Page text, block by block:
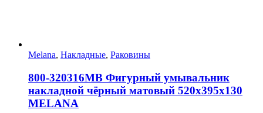
Melana, Накладные, Раковины
800-320316MB Фигурный умывальник
накладной чёрный матовый 520х395х130
MELANA